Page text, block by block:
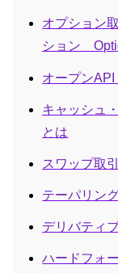
オプション
ション
オープン
キャッシュ
とは
スワップ取
テーパリン
デリバティ
ハードフォ